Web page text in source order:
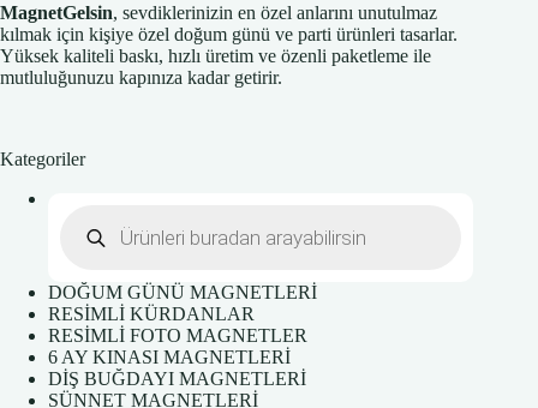
MagnetGelsin, sevdiklerinizin en özel anlarını unutulmaz
kılmak için kişiye özel doğum günü ve parti ürünleri tasarlar.
Yüksek kaliteli baskı, hızlı üretim ve özenli paketleme ile
mutluluğunuzu kapınıza kadar getirir.
Kategoriler
search
DOĞUM GÜNÜ MAGNETLERİ
RESİMLİ KÜRDANLAR
RESİMLİ FOTO MAGNETLER
6 AY KINASI MAGNETLERİ
DİŞ BUĞDAYI MAGNETLERİ
SÜNNET MAGNETLERİ